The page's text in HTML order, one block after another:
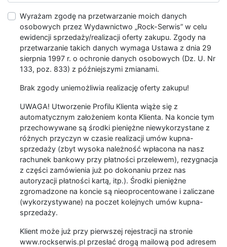
Wyrażam zgodę na przetwarzanie moich danych
osobowych przez Wydawnictwo „Rock-Serwis” w celu
ewidencji sprzedaży/realizacji oferty zakupu. Zgody na
przetwarzanie takich danych wymaga Ustawa z dnia 29
sierpnia 1997 r. o ochronie danych osobowych (Dz. U. Nr
133, poz. 833) z późniejszymi zmianami.
Brak zgody uniemożliwia realizację oferty zakupu!
UWAGA! Utworzenie Profilu Klienta wiąże się z
automatycznym założeniem konta Klienta. Na koncie tym
przechowywane są środki pieniężne niewykorzystane z
różnych przyczyn w czasie realizacji umów kupna-
sprzedaży (zbyt wysoka należność wpłacona na nasz
rachunek bankowy przy płatności przelewem), rezygnacja
z części zamówienia już po dokonaniu przez nas
autoryzacji płatności kartą, itp.). Środki pieniężne
zgromadzone na koncie są nieoprocentowane i zaliczane
(wykorzystywane) na poczet kolejnych umów kupna-
sprzedaży.
Klient może już przy pierwszej rejestracji na stronie
www.rockserwis.pl przesłać drogą mailową pod adresem